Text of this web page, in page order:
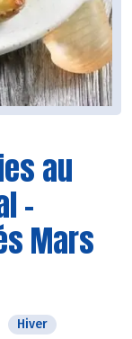
au
-
Mars
Hiver